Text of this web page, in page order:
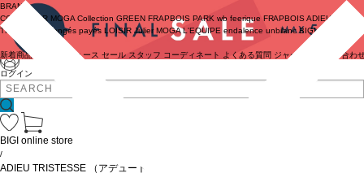
ログイン
BRAND
COUTURIER MOGA Collection GREEN FRAPBOIS PARK wb feerique FRAPBOIS ADIEU
TRISTESSE
congés payés LOISIR Julier MOGA L'EQUIPE endalence unbilanc BIGI online store
新着商品 ニュース セール スタッフ コーディネート よくある質問 ジャーナル お問い合わ
BIGI online store
/
ADIEU TRISTESSE （アデュートリステス）